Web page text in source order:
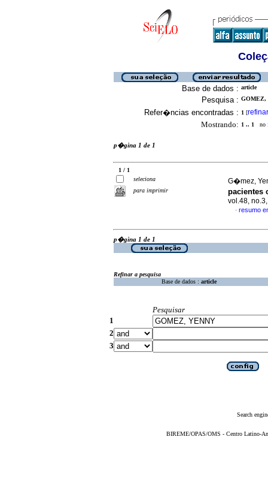
Base de dados : article
Pesquisa : GOMEZ,
Refer�ncias encontradas : 1 [refinar
Mostrando: 1 .. 1 no
p�gina 1 de 1
1 / 1
seleciona
para imprimir
G�mez,
pacientes
vol.48,
· resumo
p�gina 1 de 1
Refinar a pesquisa
Base de dados : article
Pesquisar
1
2
3
Search
BIREME/OPAS/OMS - Centro Latino-